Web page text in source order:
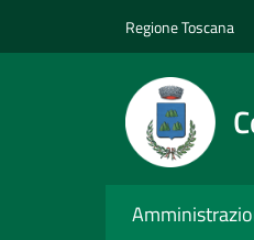
Regione Toscana